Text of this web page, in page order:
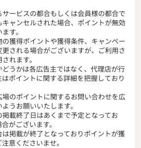
ービスの都合もしくは会員様の都合で
ャンセルされた場合、ポイントが無効
す。
獲得ポイントや獲得条件、キャンペー
される場合がございますが、ご利用さ
れます。
うかは各広告主ではなく、代理店が行
ポイントに関する詳細を把握しており
のポイントに関するお問い合わせを広
うお願いいたします。
載終了日はあくまで予定となってお
がございます。
掲載が終了となっておりポイントが獲
意くださいませ。